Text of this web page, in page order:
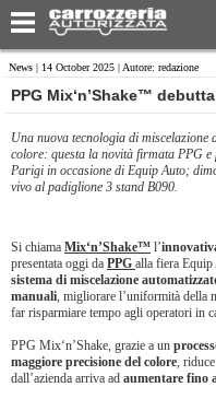
News | 14 October 2025 | Autore: redazione
PPG Mix‘n’Shake™
Una nuova tecnologia di miscelazione
colore: questa la novità firmata PPG e
Parigi in occasione di Equip Auto;
vivo al padiglione 3 stand B090.
Si chiama Mix‘n’Shake™ l’
presentata oggi da PPG alla fiera
sistema di miscelazione
manuali, migliorare l’uniformità della
far risparmiare tempo agli operatori in
PPG Mix‘n’Shake, grazie a un
maggiore precisione del colore,
dall’azienda arriva ad aumentare fino